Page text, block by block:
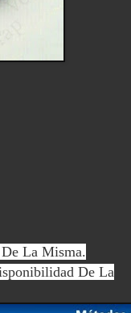
La Misma.
De La